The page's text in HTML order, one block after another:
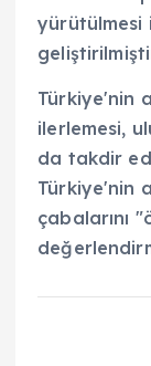
yürütülmesi
Türkiye'nin
ilerlemesi,
da takdir
Türkiye'nin
çabalarını